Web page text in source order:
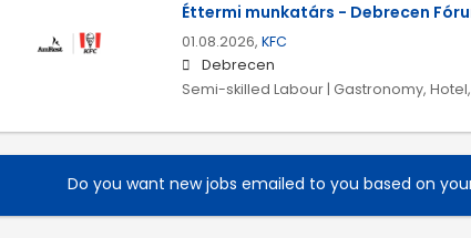
Éttermi munkatárs - Debrecen
01.08.2026, KFC
Debrecen
Semi-skilled Labour | Gastronomy,
Do you want new jobs emailed to you based on